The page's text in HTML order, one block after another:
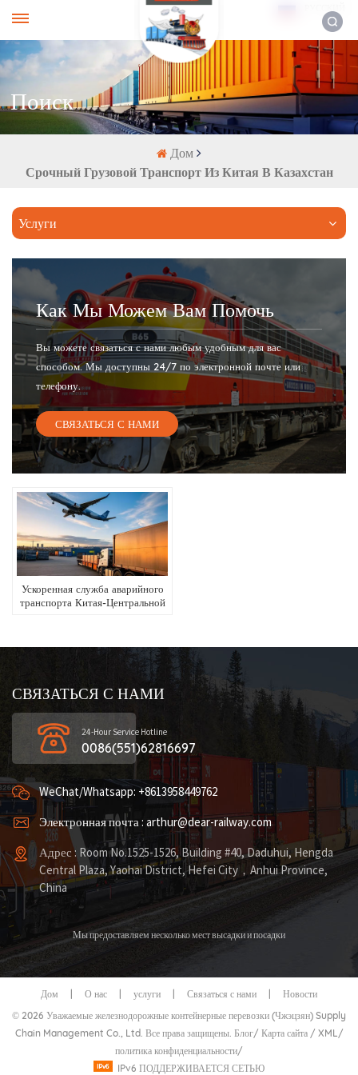
Поиск
Дом
Срочный Грузовой Транспорт Из Китая В Казахстан
Услуги
Как Мы Можем Вам Помочь
Вы можете связаться с нами любым удобным для вас
способом. Мы доступны 24/7 по электронной почте или
телефону.
СВЯЗАТЬСЯ С НАМИ
Ускоренная служба аварийного
транспорта Китая-Центральной
СВЯЗАТЬСЯ С НАМИ
24-Hour Service Hotline
0086(551)62816697
WeChat/Whatsapp: +8613958449762
Электронная почта : arthur@dear-railway.com
Адрес : Room No.1525-1526, Building #40, Daduhui, Hengda
Central Plaza, Yaohai District, Hefei City，Anhui Province,
China
Мы предоставляем несколько мест высадки и посадки
Дом О нас услуги Связаться с нами
Новости
© 2026 Уважаемые железнодорожные контейнерные перевозки (Чжэцзян) Supply
Chain Management Co., Ltd. Все права защищены. Блог/ Карта сайта / XML/
политика конфиденциальности/
IPv6 ПОДДЕРЖИВАЕТСЯ СЕТЬЮ